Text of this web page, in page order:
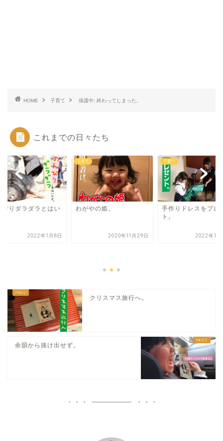
HOME 子育て 保護中: 終わってしまった。
これまでの日々たち
びりダラダラとはい
2022年1月8日
子育て
わがやの姫。
2020年11月29日
子育て
手作りドレスをプレ
ト。
2022年11
クリスマス旅行へ。
余韻から抜け出せず。